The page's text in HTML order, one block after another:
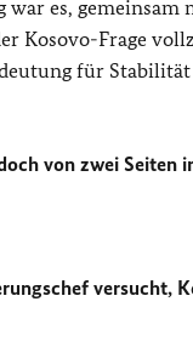
es,
Kosovo-Frage
für
von zwei Seiten